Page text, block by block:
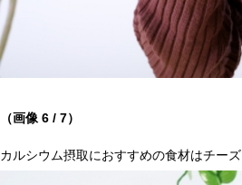
（画像 6 / 7）
カルシウム摂取におすすめの食材はチーズ